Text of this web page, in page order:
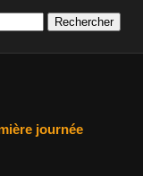
journée